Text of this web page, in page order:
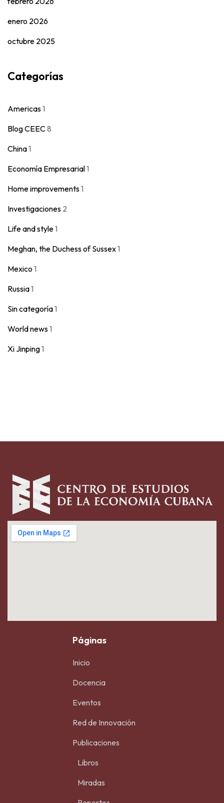
enero 2026
octubre 2025
Categorías
Americas1
Blog CEEC8
China1
Economía Empresarial1
Home improvements1
Investigaciones 2
Life and style1
Meghan, the Duchess of Sussex1
Mexico 1
Russia1
Sin categoría1
World news1
Xi Jinping1
Páginas
Inicio
Docencia
Eventos
Red de Innovación
Publicaciones
Libros
Miradas